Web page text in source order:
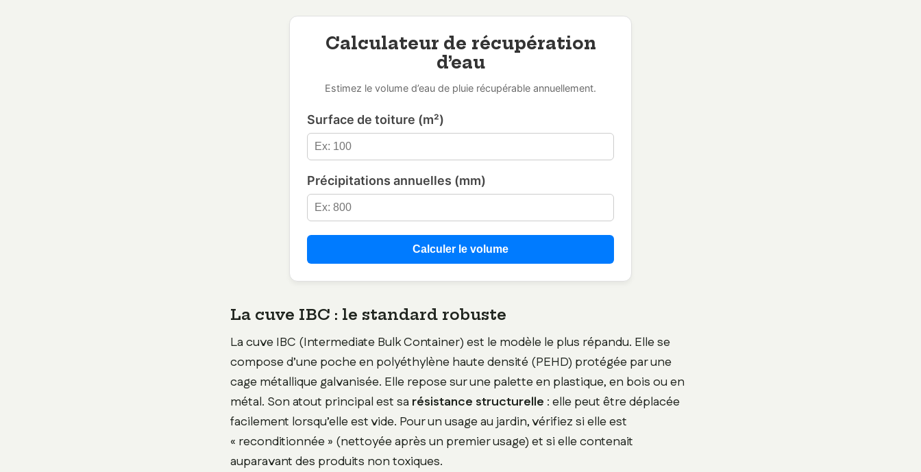
Calculateur de récupération
d’eau
Estimez le volume d’eau de pluie récupérable annuellement.
Surface de toiture (m²)
Précipitations annuelles (mm)
Calculer le volume
La cuve IBC : le standard robuste
La cuve IBC (Intermediate Bulk Container) est le modèle le plus répandu. Elle se
compose d’une poche en polyéthylène haute densité (PEHD) protégée par une
cage métallique galvanisée. Elle repose sur une palette en plastique, en bois ou en
métal. Son atout principal est sa résistance structurelle : elle peut être déplacée
facilement lorsqu’elle est vide. Pour un usage au jardin, vérifiez si elle est
« reconditionnée » (nettoyée après un premier usage) et si elle contenait
auparavant des produits non toxiques.